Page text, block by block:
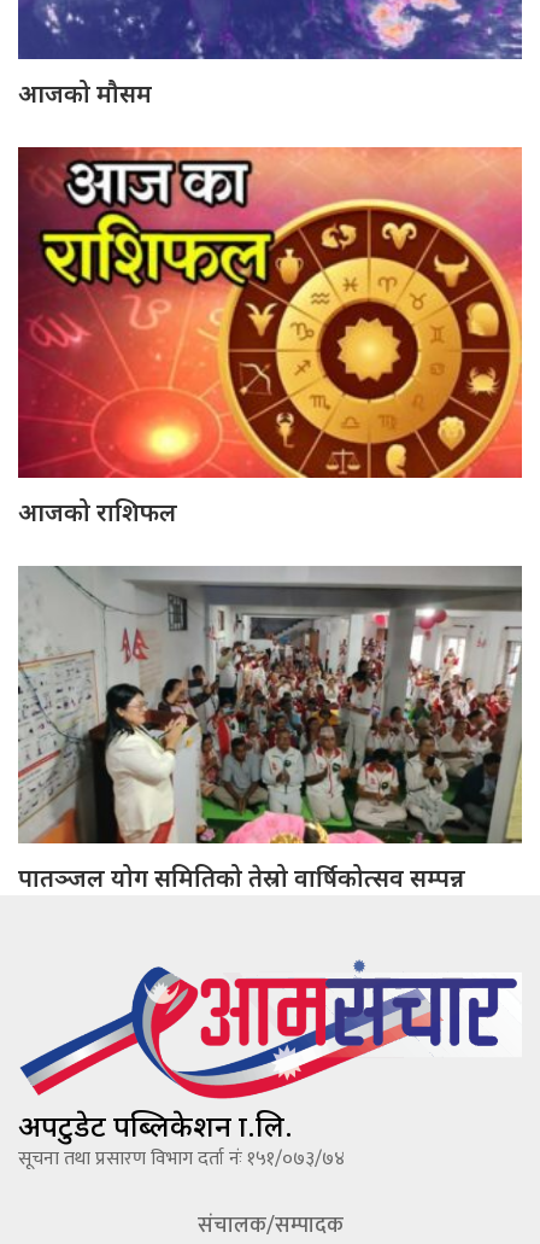
आजको मौसम
आजको राशिफल
पातञ्जल योग समितिको तेस्रो वार्षिकोत्सव सम्पन्न
अपटुडेट पब्लिकेशन प्रा.लि.
सूचना तथा प्रसारण विभाग दर्ता नंः १५१/०७३/७४
संचालक/सम्पादक